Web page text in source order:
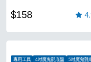
$158
專用工具 4吋魔鬼氈底盤 5吋魔鬼氈